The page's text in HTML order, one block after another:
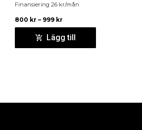
Finansiering 26 kr/mån
800 kr – 999 kr
Lägg till